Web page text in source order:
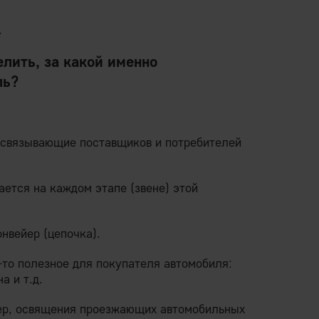
за какой именно
поставщиков и потребителей
на каждом этапе (звене) этой
(цепочка).
полезное для покупателя автомобиля:
и т.д.
освящения проезжающих автомобильных